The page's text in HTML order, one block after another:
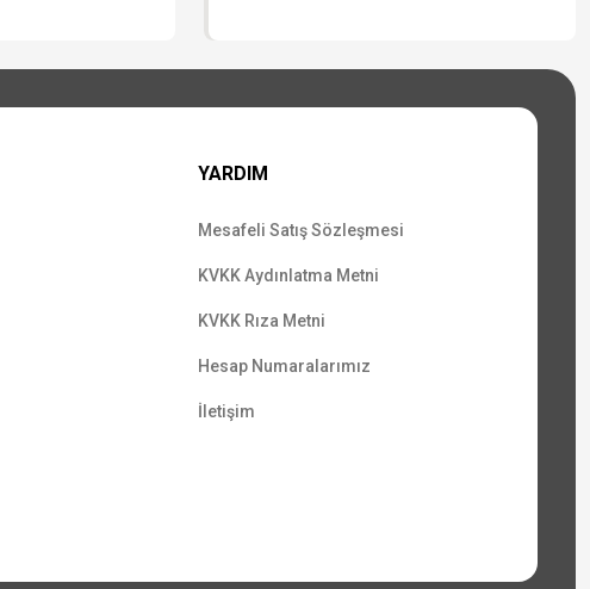
YARDIM
Mesafeli Satış Sözleşmesi
KVKK Aydınlatma Metni
KVKK Rıza Metni
Hesap Numaralarımız
İletişim